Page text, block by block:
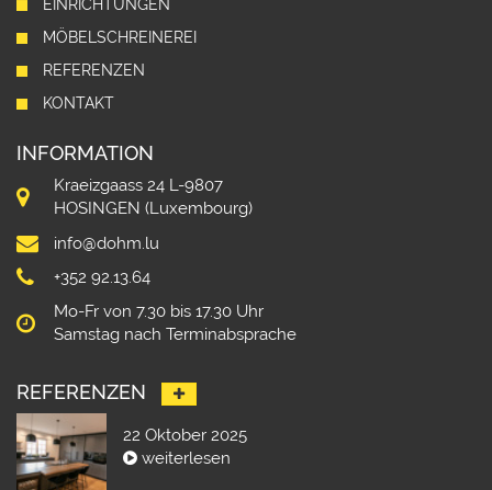
EINRICHTUNGEN
MÖBELSCHREINEREI
REFERENZEN
KONTAKT
INFORMATION
Kraeizgaass 24 L-9807
HOSINGEN (Luxembourg)
info@dohm.lu
+352 92.13.64
Mo-Fr von 7.30 bis 17.30 Uhr
Samstag nach Terminabsprache
REFERENZEN
22 Oktober 2025
weiterlesen